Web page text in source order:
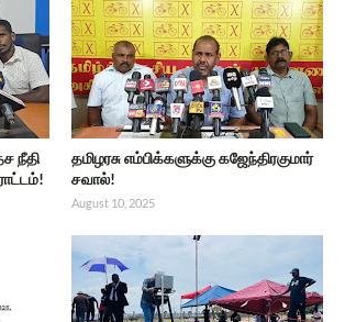
நீதி
தமிழரசு எம்பிக்களுக்கு கஜேந்திரகுமார்
சவால்!
August 10, 2025